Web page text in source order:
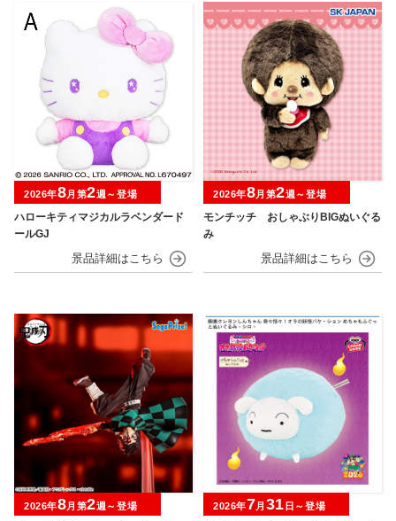
ハローキティマジカルラベンダード
ールGJ
2026年8月第2週～登場
モンチッチ おしゃぶりBIGぬいぐる
み
2026年8月第2週～登場
2026年8月第2週～登場 2026年7月 31 日～登場